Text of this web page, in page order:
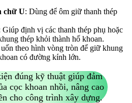
chữ U: Dùng để ôm giữ thanh thép
Giúp định vị các thanh thép phụ hoặc
thép khỏi thành hố khoan.
theo hình vòng tròn để giữ khung
có đường kính lớn.
đúng kỹ thuật giúp đảm
cọc khoan nhồi, nâng cao
cho công trình xây dựng.